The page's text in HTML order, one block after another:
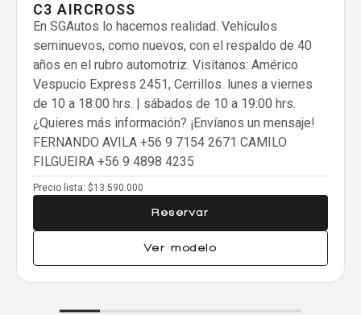
C3 AIRCROSS
En SGAutos lo hacemos realidad. Vehículos
seminuevos, como nuevos, con el respaldo de 40
años en el rubro automotriz. Visítanos: Américo
Vespucio Express 2451, Cerrillos. lunes a viernes
de 10 a 18:00 hrs. | sábados de 10 a 19:00 hrs.
¿Quieres más información? ¡Envíanos un mensaje!
FERNANDO AVILA +56 9 7154 2671 CAMILO
FILGUEIRA +56 9 4898 4235
Precio lista: $13.590.000
Reservar
Ver modelo